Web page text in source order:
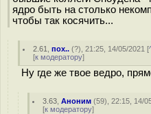
ядро быть на столько
чтобы так косячить...
2.61 ,пох.. (?), 21:25, 14/05/2021 [
[к модератору]
Ну где же твое ведро,
3.63 ,Аноним (59), 22:15, 14/
[к модератору]